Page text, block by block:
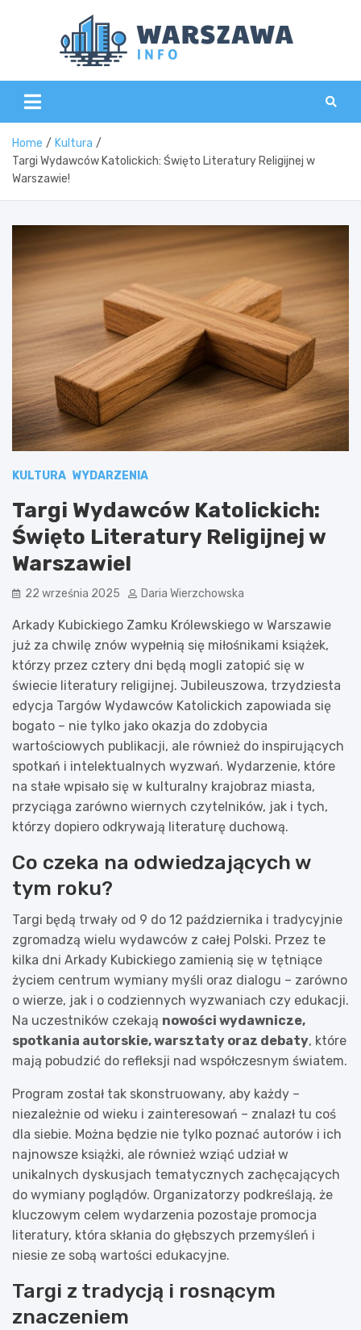
Home
Kultura
Targi Wydawców Katolickich: Święto Literatury Religijnej w
Warszawie!
KULTURA WYDARZENIA
Targi Wydawców Katolickich:
Święto Literatury Religijnej w
Warszawie!
22 września 2025 Daria Wierzchowska
Arkady Kubickiego Zamku Królewskiego w Warszawie
już za chwilę znów wypełnią się miłośnikami książek,
którzy przez cztery dni będą mogli zatopić się w
świecie literatury religijnej. Jubileuszowa, trzydziesta
edycja Targów Wydawców Katolickich zapowiada się
bogato – nie tylko jako okazja do zdobycia
wartościowych publikacji, ale również do inspirujących
spotkań i intelektualnych wyzwań. Wydarzenie, które
na stałe wpisało się w kulturalny krajobraz miasta,
przyciąga zarówno wiernych czytelników, jak i tych,
którzy dopiero odkrywają literaturę duchową.
Co czeka na odwiedzających w
tym roku?
Targi będą trwały od 9 do 12 października i tradycyjnie
zgromadzą wielu wydawców z całej Polski. Przez te
kilka dni Arkady Kubickiego zamienią się w tętniące
życiem centrum wymiany myśli oraz dialogu – zarówno
o wierze, jak i o codziennych wyzwaniach czy edukacji.
Na uczestników czekają nowości wydawnicze,
spotkania autorskie, warsztaty oraz debaty, które
mają pobudzić do refleksji nad współczesnym światem.
Program został tak skonstruowany, aby każdy –
niezależnie od wieku i zainteresowań – znalazł tu coś
dla siebie. Można będzie nie tylko poznać autorów i ich
najnowsze książki, ale również wziąć udział w
unikalnych dyskusjach tematycznych zachęcających
do wymiany poglądów. Organizatorzy podkreślają, że
kluczowym celem wydarzenia pozostaje promocja
literatury, która skłania do głębszych przemyśleń i
niesie ze sobą wartości edukacyjne.
Targi z tradycją i rosnącym
znaczeniem